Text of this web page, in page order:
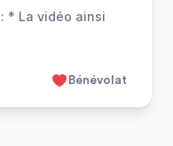
* La vidéo ainsi
Bénévolat